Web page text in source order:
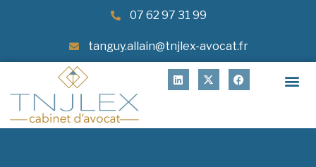
07 62 97 31 99
tanguy.allain@tnjlex-avocat.fr